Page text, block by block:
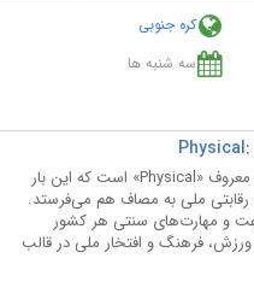
کره جنوبی
سه شنبه ها
سریال نسخه‌ای جدید و بزرگ‌تر از مجموعه معروف «Physical» است که این بار
ملی به مصاف هم می‌فرستد.
و مهارت‌های سنتی هر کشور
فرهنگ و افتخار ملی در قالب